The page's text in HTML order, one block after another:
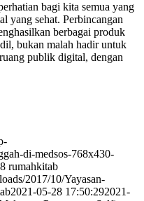
bagi kita semua yang
yang sehat. Perbincangan
berbagai produk
bukan malah hadir untuk
publik digital, dengan
di-medsos-768x430-
rumahkitab
2017/10/Yayasan-
2021-05-28 17:50:292021-